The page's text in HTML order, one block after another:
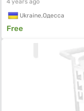
4 years ago
Ukraine,Одесса
Free